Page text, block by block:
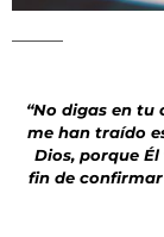
“No digas en tu
me han traído
Dios, porque
fin de